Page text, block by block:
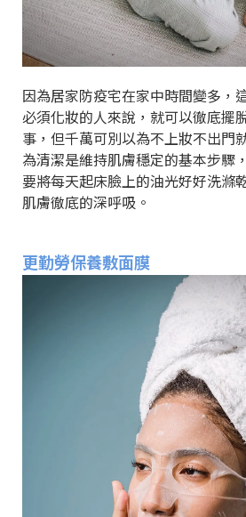
因為居家防疫宅在家中時間變多，
必須化妝的人來說，就可以徹底擺
事，但千萬可別以為不上妝不出門
為清潔是維持肌膚穩定的基本步驟
要將每天起床臉上的油光好好洗滌
肌膚徹底的深呼吸。
更勤勞保養敷面膜